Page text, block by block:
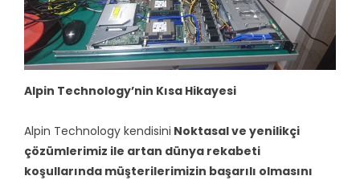
Alpin Technology’nin Kısa Hikayesi
Alpin Technology kendisini Noktasal ve yenilikçi
çözümlerimiz ile artan dünya rekabeti
koşullarında müşterilerimizin başarılı olmasını